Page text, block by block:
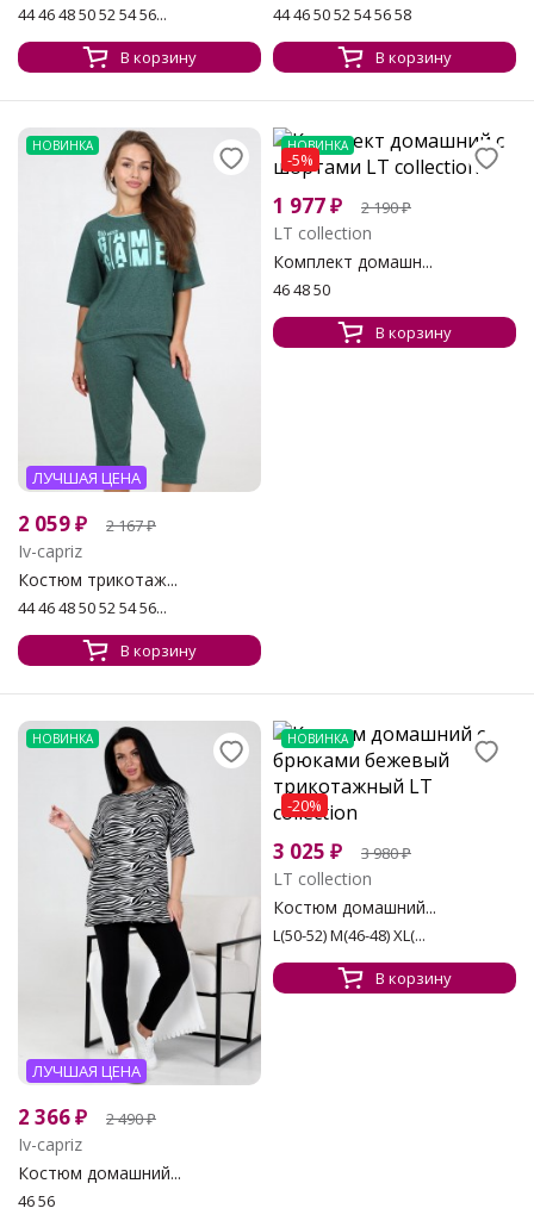
44 46 48 50 52 54 56...
В корзину
44 46 50 52 54 56 58
В корзину
НОВИНКА
ЛУЧШАЯ ЦЕНА
2 059₽ 2 167₽
Iv-capriz
Костюм трикотаж...
44 46 48 50 52 54 56...
В корзину
НОВИНКА
-5%
1 977₽ 2 190₽
LT collection
Комплект домашн...
46 48 50
В корзину
НОВИНКА
ЛУЧШАЯ ЦЕНА
2 366₽ 2 490₽
Iv-capriz
Костюм домашний...
46 56
НОВИНКА
-20%
3 025 ₽ 3 980₽
LT collection
Костюм домашний...
L(50-52) M(46-48) XL(...
В корзину